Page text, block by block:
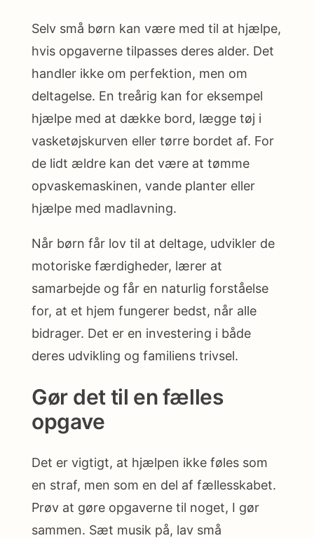
Selv små børn kan være med til at hjælpe,
hvis opgaverne tilpasses deres alder. Det
handler ikke om perfektion, men om
deltagelse. En treårig kan for eksempel
hjælpe med at dække bord, lægge tøj i
vasketøjskurven eller tørre bordet af. For
de lidt ældre kan det være at tømme
opvaskemaskinen, vande planter eller
hjælpe med madlavning.
Når børn får lov til at deltage, udvikler de
motoriske færdigheder, lærer at
samarbejde og får en naturlig forståelse
for, at et hjem fungerer bedst, når alle
bidrager. Det er en investering i både
deres udvikling og familiens trivsel.
Gør det til en fælles
opgave
Det er vigtigt, at hjælpen ikke føles som
en straf, men som en del af fællesskabet.
Prøv at gøre opgaverne til noget, I gør
sammen. Sæt musik på, lav små